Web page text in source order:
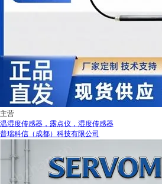
主营
温湿度传感器，露点仪，湿度传感器
普瑞科信（成都）科技有限公司